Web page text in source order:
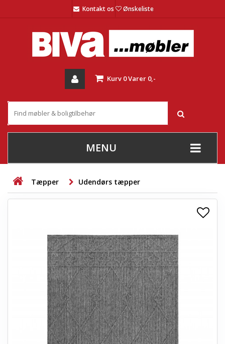
Kontakt os Ønskeliste
Kurv 0Varer 0,-
MENU
+
STUE
+
BØRNEMØBLER
KONTORMØBLER
OPBEVARING
Tæpper Udendørs tæpper